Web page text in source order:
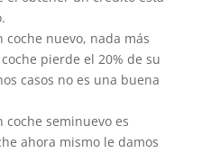
nuevo, nada más
pierde el 20% de su
casos no es una buena
coche seminuevo es
ahora mismo le damos